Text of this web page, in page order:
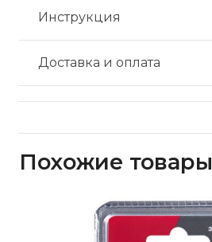
Инструкция
Доставка и оплата
Похожие товары